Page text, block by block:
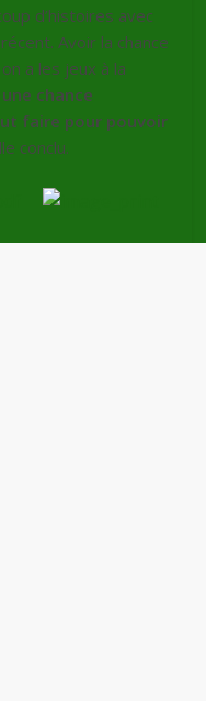
d’histoires avec
Avoir la chance
a les jeux à la
chance
faire pour pouvoir
conclu.